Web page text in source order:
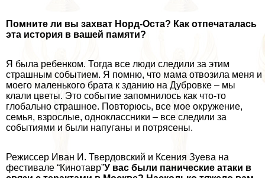
Помните ли вы захват Норд-Оста? Как отпечаталась
эта история в вашей памяти?
Я была ребенком. Тогда все люди следили за этим
страшным событием. Я помню, что мама отвозила меня и
моего маленького брата к зданию на Дубровке – мы
клали цветы. Это событие запомнилось как что-то
глобально страшное. Повторюсь, все мое окружение,
семья, взрослые, одноклассники – все следили за
событиями и были напуганы и потрясены.
Режиссер Иван И. Твердовский и Ксения Зуева на
фестивале “Кинотавр”У вас были панические атаки в